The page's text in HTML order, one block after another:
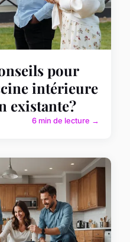
pour
intérieure
existante?
6 min de lecture →